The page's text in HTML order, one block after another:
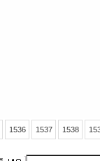
1536 1537 1538